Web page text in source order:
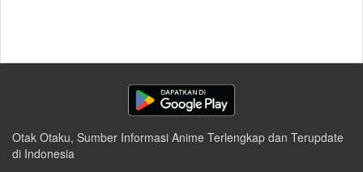
Otak Otaku, Sumber Informasi Anime Terlengkap dan Terupdate
di Indonesia